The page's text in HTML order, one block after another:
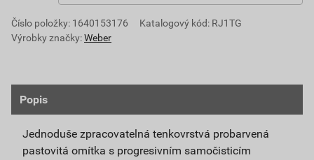
Číslo položky: 1640153176
Katalogový kód: RJ1TG
Výrobky značky:Weber
Popis
Jednoduše zpracovatelná tenkovrstvá probarvená
pastovitá omítka s progresivním samočisticím